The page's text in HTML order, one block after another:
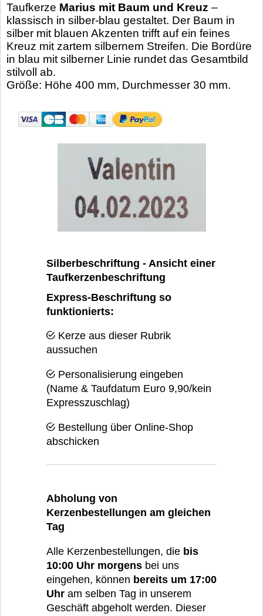
Taufkerze Marius mit Baum und Kreuz –
klassisch in silber-blau gestaltet. Der Baum in
silber mit blauen Akzenten trifft auf ein feines
Kreuz mit zartem silbernem Streifen. Die Bordüre
in blau mit silberner Linie rundet das Gesamtbild
stilvoll ab.
Größe: Höhe 400 mm, Durchmesser 30 mm.
Silberbeschriftung - Ansicht einer
Taufkerzenbeschriftung
Express-Beschriftung so
funktionierts:
Kerze aus dieser Rubrik
aussuchen
Personalisierung eingeben
(Name & Taufdatum Euro 9,90/kein
Expresszuschlag)
Bestellung über Online-Shop
abschicken
Abholung von
Kerzenbestellungen am gleichen
Tag
Alle Kerzenbestellungen, die bis
10:00 Uhr morgens bei uns
eingehen, können bereits um 17:00
Uhr am selben Tag in unserem
Geschäft abgeholt werden. Dieser